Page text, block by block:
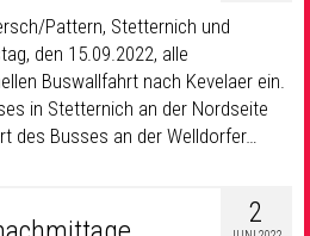
Pattern, Stetternich und
den 15.09.2022, alle
Buswallfahrt nach Kevelaer ein.
in Stetternich an der Nordseite
des Busses an der Welldorfer…
2